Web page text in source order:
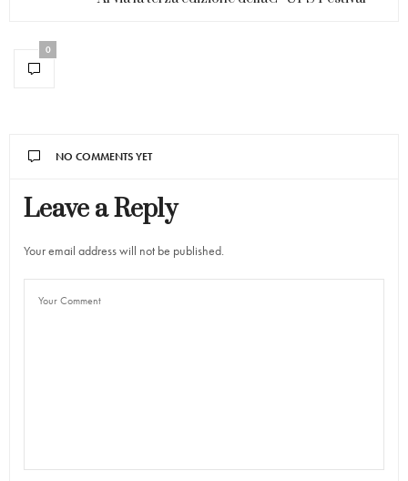
0
NO COMMENTS YET
Leave a Reply
Your email address will not be published.